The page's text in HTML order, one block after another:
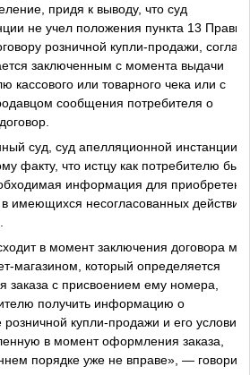
придя к выводу, что суд
не учел положения пункта 13 Правил
розничной купли-продажи,
заключенным с момента выдачи
кассового или товарного чека или с
сообщения потребителя о
суд, суд апелляционной инстанции
факту, что истцу как потребителю
информация для
имеющихся несогласованных
в момент заключения договора
магазином, который определяется
с присвоением ему номера,
получить информацию о
купли-продажи и его
в момент оформления заказа,
порядке уже не вправе», —